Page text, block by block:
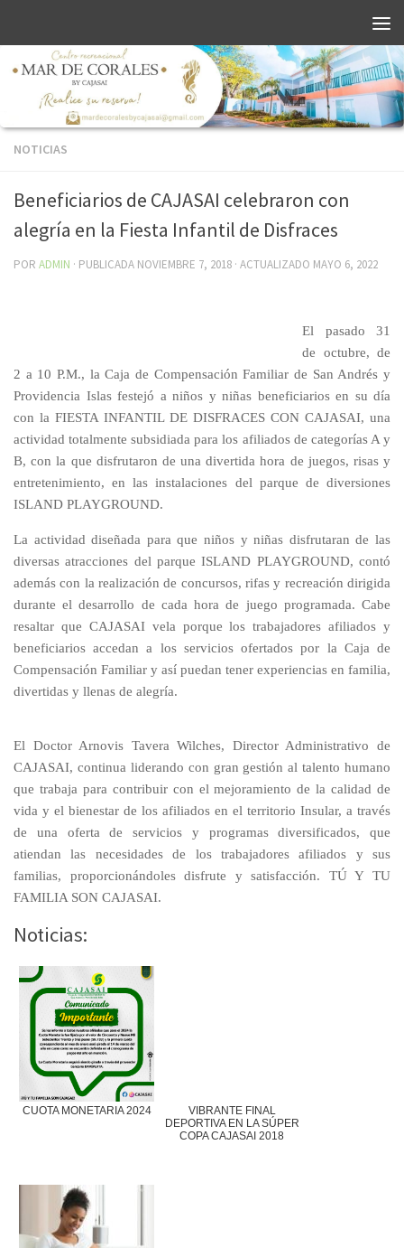
NOTICIAS
Beneficiarios de CAJASAI celebraron con
alegría en la Fiesta Infantil de Disfraces
POR ADMIN · PUBLICADA NOVIEMBRE 7, 2018 · ACTUALIZADO MAYO 6, 2022
El pasado 31
de octubre, de
2 a 10 P.M., la Caja de Compensación Familiar de San Andrés y
Providencia Islas festejó a niños y niñas beneficiarios en su día
con la FIESTA INFANTIL DE DISFRACES CON CAJASAI, una
actividadtotalmente subsidiada para los afiliados de categorías A y
B, con la que disfrutaron de una divertida hora de juegos, risas y
entretenimiento, en las instalaciones del parque de diversiones
ISLAND PLAYGROUND.
La actividad diseñada para que niños y niñas disfrutaran de las
diversas atracciones del parque ISLAND PLAYGROUND, contó
además con la realización de concursos, rifas y recreación dirigida
durante el desarrollo de cada hora de juego programada. Cabe
resaltar que CAJASAI vela porque los trabajadores afiliados y
beneficiarios accedan a los servicios ofertados por la Caja de
Compensación Familiar y así puedan tener experiencias en familia,
divertidas y llenas de alegría.
El Doctor Arnovis Tavera Wilches, Director Administrativo de
CAJASAI, continua liderando con gran gestión al talento humano
que trabaja para contribuir con el mejoramiento de la calidad de
vida y el bienestar de los afiliados en el territorio Insular, a través
de una oferta de servicios y programas diversificados, que
atiendan las necesidades de los trabajadores afiliados y sus
familias, proporcionándoles disfrute y satisfacción. TÚ Y TU
FAMILIA SON CAJASAI.
Noticias:
CUOTA MONETARIA 2024
VIBRANTE FINAL
DEPORTIVA EN LA SÚPER
COPA CAJASAI 2018